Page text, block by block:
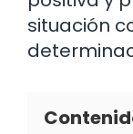
situación